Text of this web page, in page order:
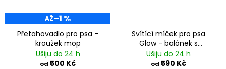
AŽ–1 %
Přetahovadlo pro psa –
kroužek mop
Ušiju do 24 h
od 500 Kč
Svítící míček pro psa
Glow - balónek s
amortizérem
Ušiju do 24 h
od 590 Kč